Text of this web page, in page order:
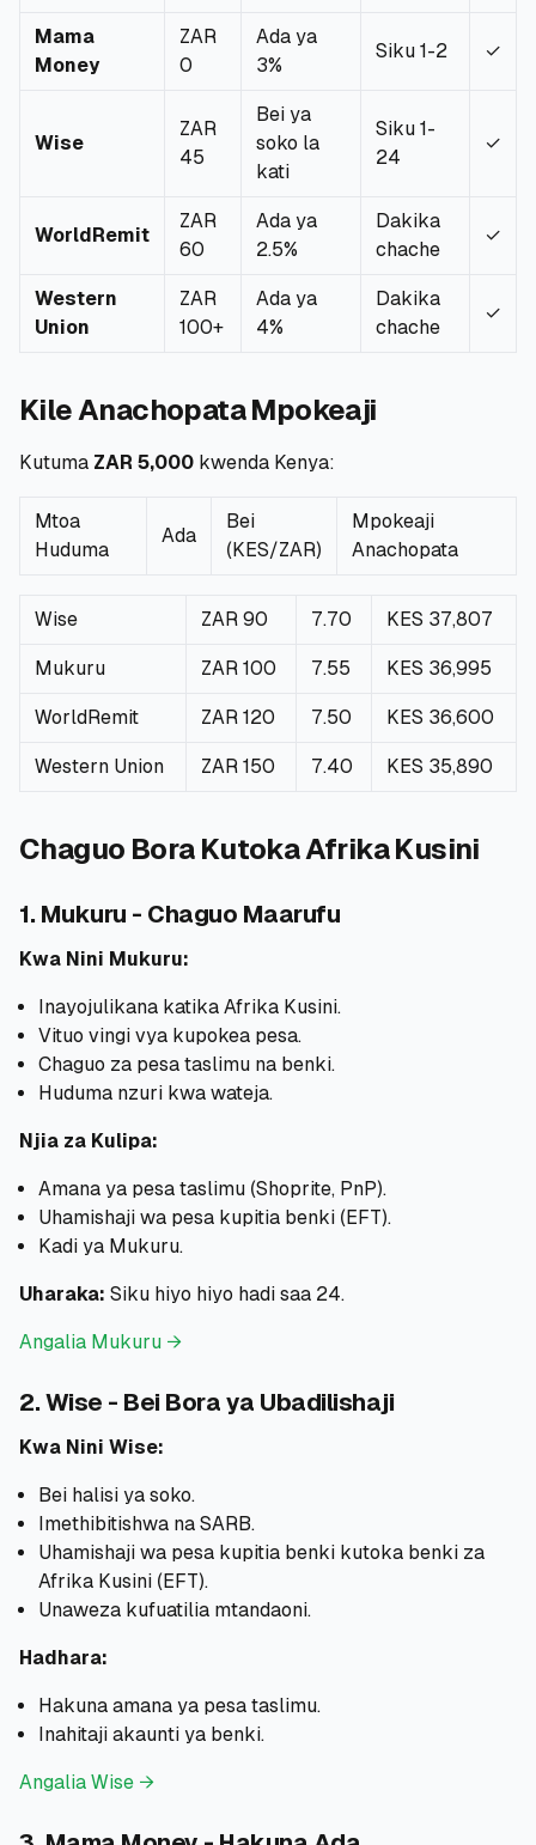
📧 Wasiliana Nasi
🇬🇧 🇰🇪
🎯 Tafuta Mkopo Wako Bora
Mama
Money
ZAR
0
Ada ya
3%
Siku 1-2 ✓
Wise
ZAR
45
Bei ya
soko la
kati
Siku 1-
24
✓
WorldRemit
ZAR
60
Ada ya
2.5%
Dakika
chache
✓
Western
Union
ZAR
100+
Ada ya
4%
Dakika
chache
✓
Kile Anachopata Mpokeaji
Kutuma ZAR 5,000 kwenda Kenya:
Mtoa
Huduma
Ada
Bei
(KES/ZAR)
Mpokeaji
Anachopata
Wise ZAR 90 7.70 KES 37,807
Mukuru ZAR 100 7.55 KES 36,995
WorldRemit ZAR 120 7.50 KES 36,600
Western Union ZAR 150 7.40 KES 35,890
Chaguo Bora Kutoka Afrika Kusini
1. Mukuru - Chaguo Maarufu
Kwa Nini Mukuru:
Inayojulikana katika Afrika Kusini.
Vituo vingi vya kupokea pesa.
Chaguo za pesa taslimu na benki.
Huduma nzuri kwa wateja.
Njia za Kulipa:
Amana ya pesa taslimu (Shoprite, PnP).
Uhamishaji wa pesa kupitia benki (EFT).
Kadi ya Mukuru.
Uharaka: Siku hiyo hiyo hadi saa 24.
Angalia Mukuru →
2. Wise - Bei Bora ya Ubadilishaji
Kwa Nini Wise:
Bei halisi ya soko.
Imethibitishwa na SARB.
Uhamishaji wa pesa kupitia benki kutoka benki za
Afrika Kusini (EFT).
Unaweza kufuatilia mtandaoni.
Hadhara:
Hakuna amana ya pesa taslimu.
Inahitaji akaunti ya benki.
Angalia Wise →